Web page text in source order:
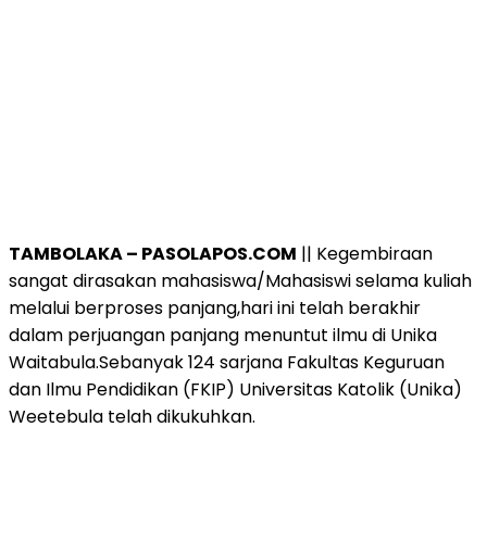
TAMBOLAKA – PASOLAPOS.COM || Kegembiraan
sangat dirasakan mahasiswa/Mahasiswi selama kuliah
melalui berproses panjang,hari ini telah berakhir
dalam perjuangan panjang menuntut ilmu di Unika
Waitabula.Sebanyak 124 sarjana Fakultas Keguruan
dan Ilmu Pendidikan (FKIP) Universitas Katolik (Unika)
Weetebula telah dikukuhkan.